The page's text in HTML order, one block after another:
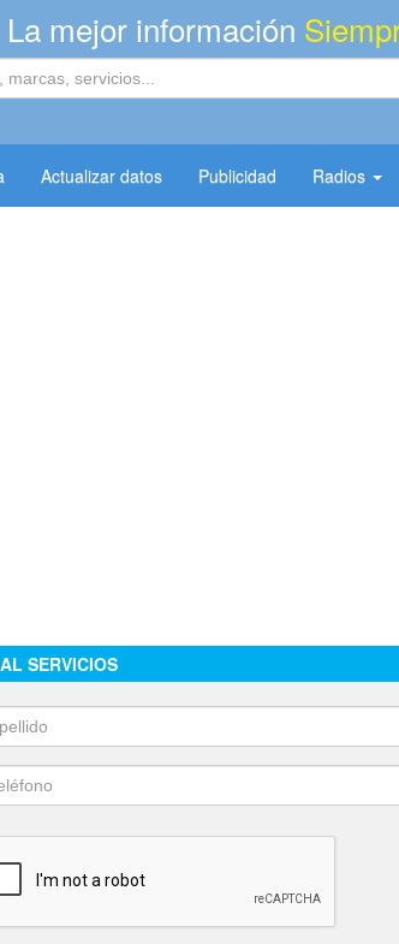
La mejor información
Actualizar datos Publicidad Radios
SERVICIOS